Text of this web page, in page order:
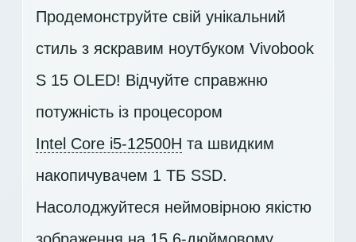
Продемонструйте свій унікальний
стиль з яскравим ноутбуком Vivobook
S 15 OLED! Відчуйте справжню
потужність із процесором
Intel Core i5-12500H та швидким
накопичувачем 1 ТБ SSD.
Насолоджуйтеся неймовірною якістю